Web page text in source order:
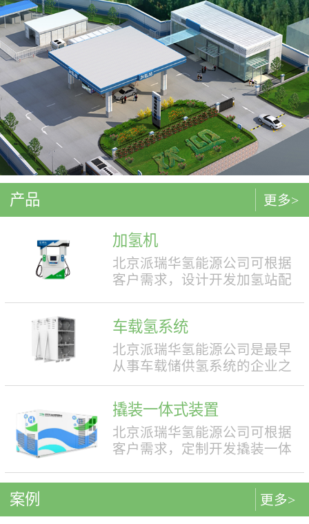
产品
加氢机
北京派瑞华氢能源公司可根据
客户需求，设计开发加氢站配
结构设计合理，便于操作，外
形美观，安全性强。具有双面
液晶显示屏，能支持IC卡、移
需求，定制满足中国标准（例
如GB50516, GB/T 43674等）、
欧盟标准（例如IEC 60069, EN
内的使用要求。公司的产品已
在国内、欧盟、日本、塞尔维
车载氢系统
北京派瑞华氢能源公司是最早
从事车载储供氢系统的企业之
一，拥有丰富的车载储供氢系
统项目经验，公司具有5000套
年生产能力。公司可根据客户
需求，对不同车型提供合理且
最优的设计方案，并根据安装
求进行定制化的设计，为客户
匹配最佳的设计方案。车载氢
系统设计制造遵循GB/T
撬装一体式装置
北京派瑞华氢能源公司可根据
客户需求，定制开发撬装一体
体可细分为大型撬装装置、小
型撬装装置、制氢加氢一体机
和小型加氢装置，以上装置在
更多>
案例 更多>